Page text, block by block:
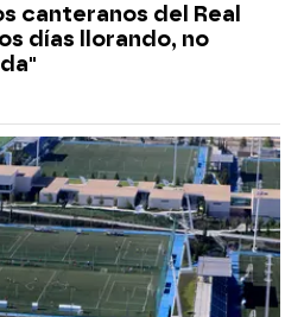
canteranos del Real
días llorando, no